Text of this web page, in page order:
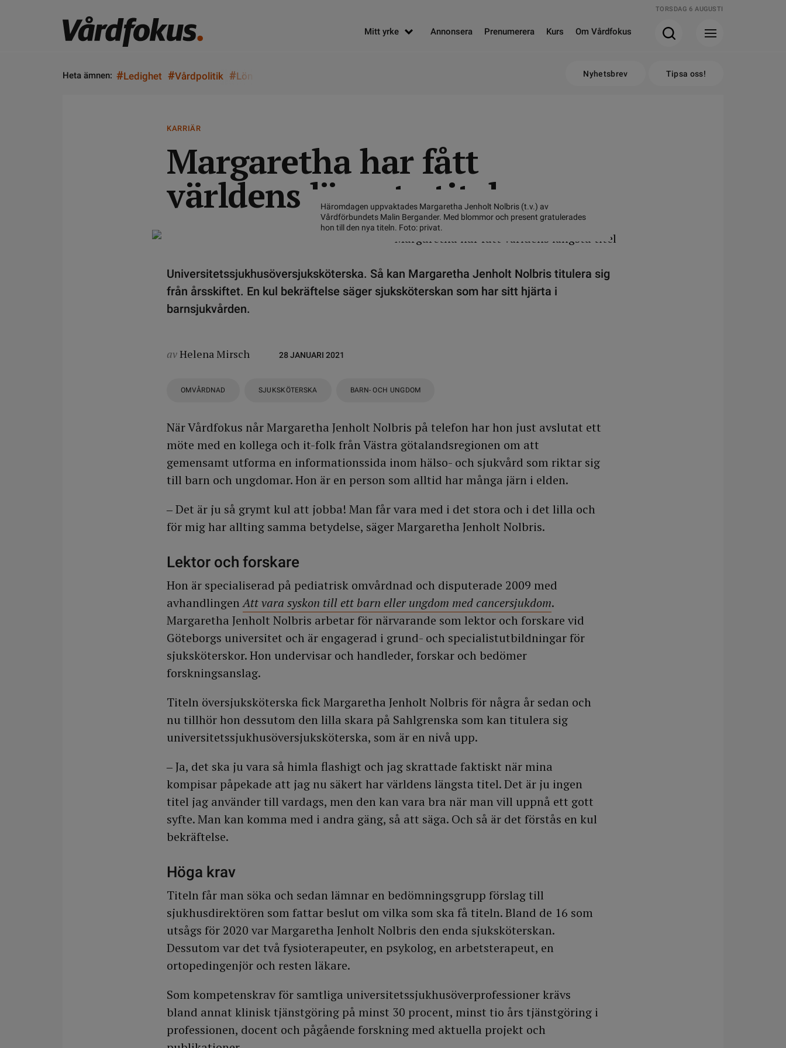
TORSDAG 6 AUGUSTI
Mitt yrke Annonsera Prenumerera Kurs Om Vårdfokus
Heta ämnen: #Ledighet #Vårdpolitik #Lön Nyhetsbrev Tipsa oss!
KARRIÄR
Margaretha har fått
världens längsta titel
Häromdagen uppvaktades Margaretha Jenholt Nolbris (t.v.) av
Vårdförbundets Malin Bergander. Med blommor och present gratulerades
hon till den nya titeln. Foto: privat.
Universitetssjukhusöversjuksköterska. Så kan Margaretha Jenholt Nolbris titulera sig
från årsskiftet. En kul bekräftelse säger sjuksköterskan som har sitt hjärta i
barnsjukvården.
avHelena Mirsch 28 JANUARI 2021
OMVÅRDNAD SJUKSKÖTERSKA BARN- OCH UNGDOM
När Vårdfokus når Margaretha Jenholt Nolbris på telefon har hon just avslutat ett
möte med en kollega och it-folk från Västra götalandsregionen om att
gemensamt utforma en informationssida inom hälso- och sjukvård som riktar sig
till barn och ungdomar. Hon är en person som alltid har många järn i elden.
‒ Det är ju så grymt kul att jobba! Man får vara med i det stora och i det lilla och
för mig har allting samma betydelse, säger Margaretha Jenholt Nolbris.
Lektor och forskare
Hon är specialiserad på pediatrisk omvårdnad och disputerade 2009 med
avhandlingenAtt vara syskon till ett barn eller ungdom med cancersjukdom.
Margaretha Jenholt Nolbris arbetar för närvarande som lektor och forskare vid
Göteborgs universitet och är engagerad i grund- och specialistutbildningar för
sjuksköterskor. Hon undervisar och handleder, forskar och bedömer
forskningsanslag.
Titeln översjuksköterska fick Margaretha Jenholt Nolbris för några år sedan och
nu tillhör hon dessutom den lilla skara på Sahlgrenska som kan titulera sig
universitetssjukhusöversjuksköterska, som är en nivå upp.
‒ Ja, det ska ju vara så himla flashigt och jag skrattade faktiskt när mina
kompisar påpekade att jag nu säkert har världens längsta titel. Det är ju ingen
titel jag använder till vardags, men den kan vara bra när man vill uppnå ett gott
syfte. Man kan komma med i andra gäng, så att säga. Och så är det förstås en kul
bekräftelse.
Höga krav
Titeln får man söka och sedan lämnar en bedömningsgrupp förslag till
sjukhusdirektören som fattar beslut om vilka som ska få titeln. Bland de 16 som
utsågs för 2020 var Margaretha Jenholt Nolbris den enda sjuksköterskan.
Dessutom var det två fysioterapeuter, en psykolog, en arbetsterapeut, en
ortopedingenjör och resten läkare.
Som kompetenskrav för samtliga universitetssjukhusöverprofessioner krävs
bland annat klinisk tjänstgöring på minst 30 procent, minst tio års tjänstgöring i
professionen, docent och pågående forskning med aktuella projekt och